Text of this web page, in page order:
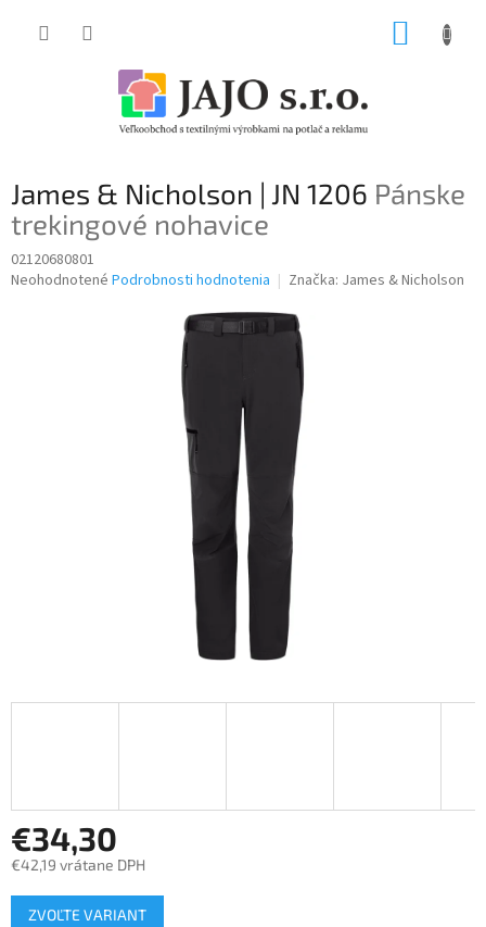
James & Nicholson | JN 1206 Pánske
trekingové nohavice
02120680801
Priemerné
Neohodnotené Podrobnosti hodnotenia Značka: James & Nicholson
€34,30
€42,19 vrátane DPH
Jednotková
cena:
ZVOĽTE VARIANT